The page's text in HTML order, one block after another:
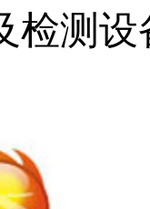
检测